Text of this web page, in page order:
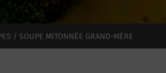
/ SOUPE MITONNÉE GRAND-MÈRE